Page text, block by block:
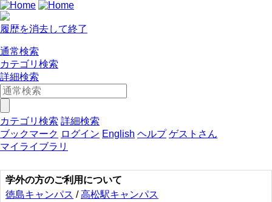
履歴を消去して終了
通常検索
カテゴリ検索
詳細検索
カテゴリ検索 詳細検索
ブックマーク ログイン English ヘルプ ゲストさん
マイライブラリ
学外の方のご利用について
徳島キャンパス /高松駅キャンパス